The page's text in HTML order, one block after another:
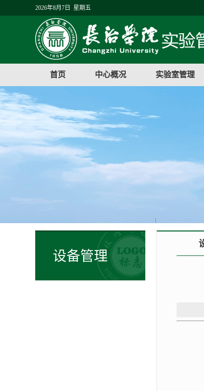
2026年8月7日 星期五
首页 中心概况 实验室管理
设备管理